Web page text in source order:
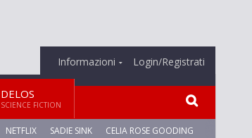
Informazioni Login/Registrati
DELOS
SCIENCE FICTION
NETFLIX SADIE SINK CELIA ROSE GOODING